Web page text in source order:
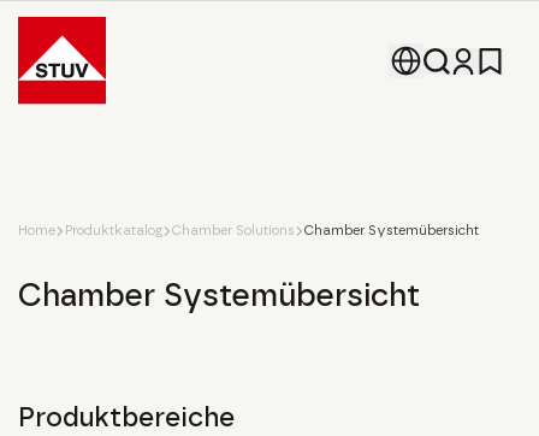
Go To the Homepage
Home Produktkatalog Chamber Solutions Chamber Systemübersicht
Chamber Systemübersicht
Produktbereiche